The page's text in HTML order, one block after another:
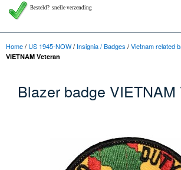
Besteld? snelle verzending
Home/ US 1945-NOW/ Insignia / Badges /Vietnam related
VIETNAM Veteran
Blazer badge VIETNAM